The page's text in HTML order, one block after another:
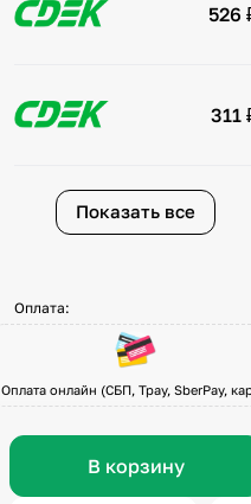
526
311
Показать все
Оплата:
Оплата онлайн (СБП, Tpay, SberPay,
В корзину